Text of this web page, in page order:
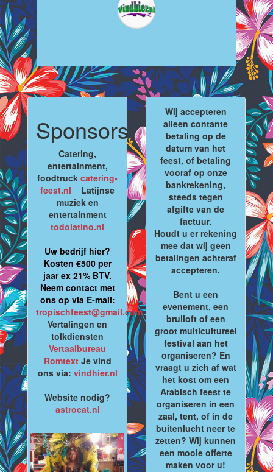
Sponsors
Catering,
entertainment,
foodtruck catering-
feest.nl Latijnse
muziek en
entertainment
todolatino.nl
Uw bedrijf hier?
Kosten €500 per
jaar ex 21% BTV.
Neem contact met
ons op via E-mail:
tropischfeest@gmail.com
Vertalingen en
tolkdiensten
Vertaalbureau
RomtextJe vind
ons via: vindhier.nl
Website nodig?
astrocat.nl
Wij accepteren
alleen contante
betaling op de
datum van het
feest, of betaling
vooraf op onze
bankrekening,
steeds tegen
afgifte van de
factuur.
Houdt u er rekening
mee dat wij geen
betalingen achteraf
accepteren.
Bent u een
evenement, een
bruiloft of een
groot multicultureel
festival aan het
organiseren? En
vraagt u zich af wat
het kost om een
Arabisch feest te
organiseren in een
zaal, tent, of in de
buitenlucht neer te
zetten? Wij kunnen
een mooie offerte
maken voor u!